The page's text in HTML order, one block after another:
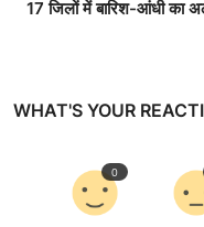
17 जिलों में बारिश-आंधी का
WHAT'S YOUR
0